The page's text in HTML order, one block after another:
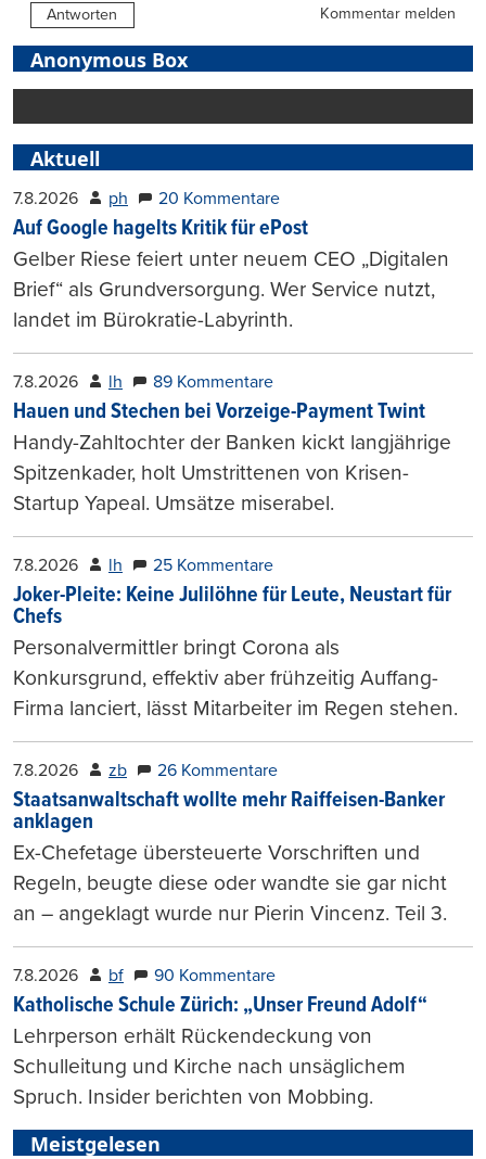
Antworten Kommentar melden
Anonymous Box
Aktuell
7.8.2026 ph 20 Kommentare
Auf Google hagelts Kritik für ePost
Gelber Riese feiert unter neuem CEO „Digitalen
Brief“ als Grundversorgung. Wer Service nutzt,
landet im Bürokratie-Labyrinth.
7.8.2026 lh 89 Kommentare
Hauen und Stechen bei Vorzeige-Payment Twint
Handy-Zahltochter der Banken kickt langjährige
Spitzenkader, holt Umstrittenen von Krisen-
Startup Yapeal. Umsätze miserabel.
7.8.2026 lh 25 Kommentare
Joker-Pleite: Keine Julilöhne für Leute, Neustart für
Chefs
Personalvermittler bringt Corona als
Konkursgrund, effektiv aber frühzeitig Auffang-
Firma lanciert, lässt Mitarbeiter im Regen stehen.
7.8.2026 zb 26 Kommentare
Staatsanwaltschaft wollte mehr Raiffeisen-Banker
anklagen
Ex-Chefetage übersteuerte Vorschriften und
Regeln, beugte diese oder wandte sie gar nicht
an – angeklagt wurde nur Pierin Vincenz. Teil 3.
7.8.2026 bf 90 Kommentare
Katholische Schule Zürich: „Unser Freund Adolf“
Lehrperson erhält Rückendeckung von
Schulleitung und Kirche nach unsäglichem
Spruch. Insider berichten von Mobbing.
Meistgelesen